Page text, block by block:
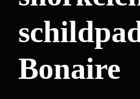
Bonaire